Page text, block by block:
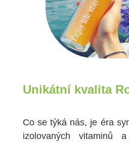
Unikátní kvalita
Co se týká nás, je éra
izolovaných vitaminů